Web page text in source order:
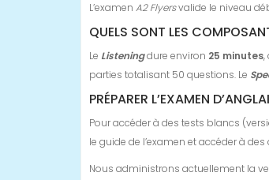
L’examen A2 Flyersvalide le niveau
QUELS SONT LES
Le Listeningdure environ 25 minutes,
parties totalisant 50 questions. Le
PRÉPARER L’EXAMEN
Pour accéder à des tests blancs
le guide de l’examen et accéder à
Nous administrons actuellement la